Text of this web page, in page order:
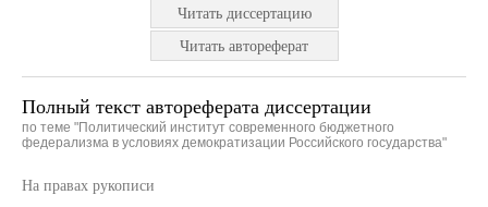
Читать диссертацию
Читать автореферат
Полный текст автореферата диссертации
по теме "Политический институт современного бюджетного
федерализма в условиях демократизации Российского государства"
На правах рукописи